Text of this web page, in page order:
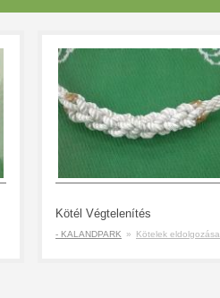
Kötél Végtelenítés
- KALANDPARK » Kötelek eldolgozása